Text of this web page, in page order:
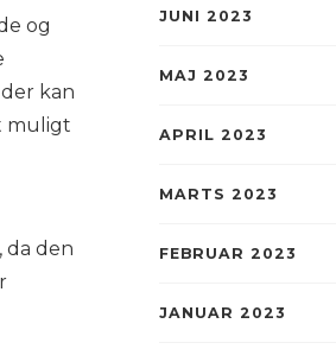
og
kan
muligt
da den
JUNI 2023
MAJ 2023
APRIL 2023
MARTS 2023
FEBRUAR 2023
JANUAR 2023